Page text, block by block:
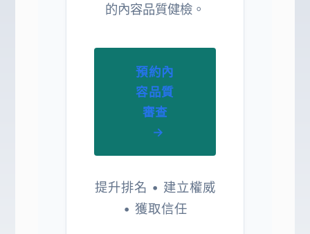
的內容品質健檢。
預約內
容品質
審查
→
提升排名 • 建立權威
• 獲取信任